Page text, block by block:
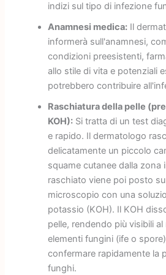
indizi sul tipo di infezione
Anamnesi medica:Il
informerà sull'anamnesi,
condizioni preesistenti,
allo stile di vita e potenziali
potrebbero contribuire
Raschiatura della pelle
KOH):Si tratta di un test
e rapido. Il dermatologo
delicatamente un piccolo
squame cutanee dalla zona
raschiato viene poi posto
microscopio con una
potassio (KOH). Il KOH
pelle, rendendo più visibili
elementi fungini (ife o
confermare rapidamente la
funghi.